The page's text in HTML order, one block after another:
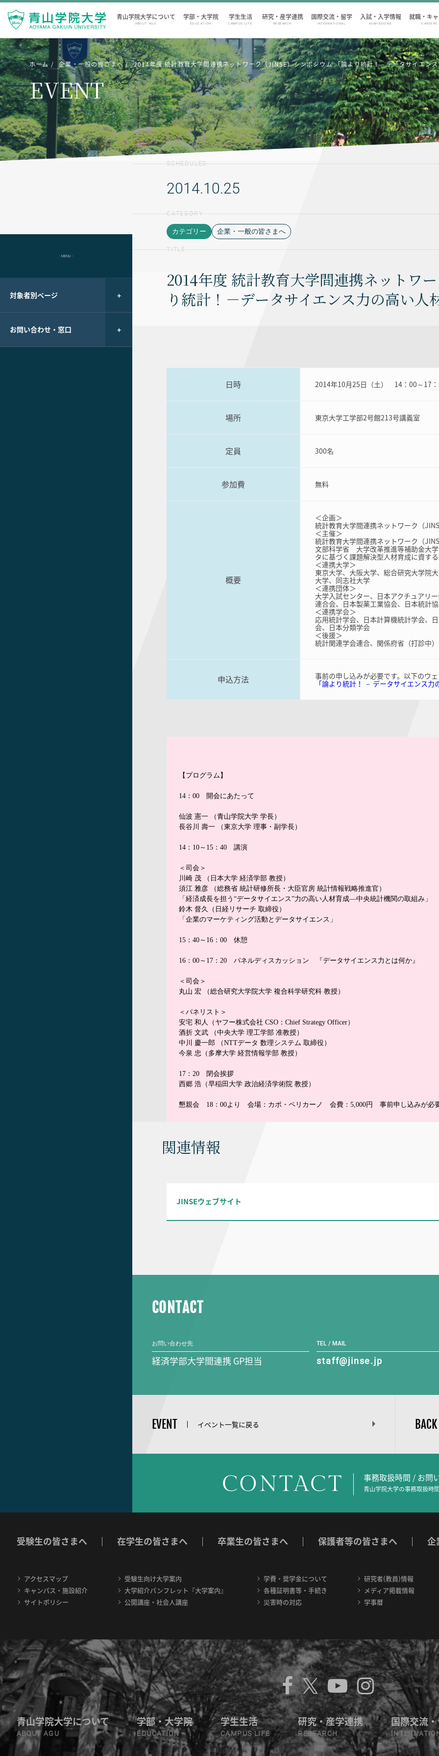
青山学院大学について
ABOUT AGU
学部・大学院
EDUCATION
学生生活
CAMPUS LIFE
研究・産学連携
RESEARCH
国際交流・留学
INTERNATIONAL
入試・入学情報
ADMISSIONS
就職・キ
CAREERS
ホーム 企業・一般の皆さまへ 2014年度 統計教育大学間連携ネットワーク（JINSE）シンポジウム 「論より統計！－データサイエン
EVENT
- MENU -
対象者別ページ
お問い合わせ・窓口
SCHEDULED
2014.10.25
CATEGORY
カテゴリー 企業・一般の皆さまへ
TITLE
2014年度 統計教育大学間連携ネットワ
り統計！－データサイエンス力の高い人
日時 2014年10月25日（土） 14：00～17
場所 東京大学工学部2号館213号講義室
定員 300名
参加費 無料
概要
＜企画＞
統計教育大学間連携ネットワーク（
＜主催＞
統計教育大学間連携ネットワーク（
文部科学省 大学改革推進等補助金大
タに基づく課題解決型人材育成に資す
＜連携大学＞
東京大学、大阪大学、総合研究大学院
大学、同志社大学
＜連携団体＞
大学入試センター、日本アクチュアリ
連合会、日本製薬工業協会、日本統計
＜連携学会＞
応用統計学会、日本計算機統計学会、
会、日本分類学会
＜後援＞
統計関連学会連合、関係府省（打診中）
申込方法
事前の申し込みが必要です。以下のウ
「論より統計！ － データサイエンス
【プログラム】
14：00 開会にあたって
仙波 憲一 （青山学院大学 学長）
長谷川 壽一 （東京大学 理事・副学長）
14：10～15：40 講演
＜司会＞
川崎 茂 （日本大学 経済学部 教授）
須江 雅彦 （総務省 統計研修所長・大臣官房 統計情報戦略推進官）
「経済成長を担う“データサイエンス”力の高い人材育成―中央統計機関の取組み」
鈴木 督久（日経リサーチ 取締役）
「企業のマーケティング活動とデータサイエンス」
15：40～16：00 休憩
16：00～17：20 パネルディスカッション 『データサイエンス力とは何か』
＜司会＞
丸山 宏 （総合研究大学院大学 複合科学研究科 教授）
＜パネリスト＞
安宅 和人（ヤフー株式会社 CSO：Chief Strategy Officer）
酒折 文武 （中央大学 理工学部 准教授）
中川 慶一郎 （NTTデータ 数理システム 取締役）
今泉 忠（多摩大学 経営情報学部 教授）
17：20 閉会挨拶
西郷 浩（早稲田大学 政治経済学術院 教授）
懇親会 18：00より 会場：カポ・ペリカーノ 会費：5,000円 事前申し込みが必
関連情報
JINSEウェブサイト
CONTACT
お問い合わせ先
経済学部大学間連携 GP担当
TEL / MAIL
staff@jinse.jp
EVENT イベント一覧に戻る BACK
CONTACT 事務取扱時間 / お問
青山学院大学の事務取扱時
受験生の皆さまへ 在学生の皆さまへ 卒業生の皆さまへ 保護者等の皆さまへ 企
アクセスマップ
キャンパス・施設紹介
サイトポリシー
受験生向け大学案内
大学紹介パンフレット『大学案内』
公開講座・社会人講座
学費・奨学金について
各種証明書等・手続き
災害時の対応
研究者(教員)情報
メディア掲載情報
学事暦
青山学院大学について
ABOUT AGU
学部・大学院
EDUCATION
学生生活
CAMPUS LIFE
研究・産学連携
RESEARCH
国際交流